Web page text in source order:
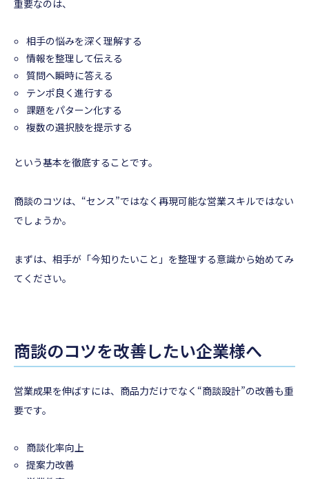
重要なのは、
相手の悩みを深く理解する
情報を整理して伝える
質問へ瞬時に答える
テンポ良く進行する
課題をパターン化する
複数の選択肢を提示する
という基本を徹底することです。
商談のコツは、“センス”ではなく再現可能な営業スキルではない
でしょうか。
まずは、相手が「今知りたいこと」を整理する意識から始めてみ
てください。
商談のコツを改善したい企業様へ
営業成果を伸ばすには、商品力だけでなく“商談設計”の改善も重
要です。
商談化率向上
提案力改善